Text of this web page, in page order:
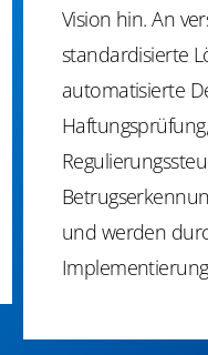
Vision hin. An
standardisierte
automatisierte
und werden